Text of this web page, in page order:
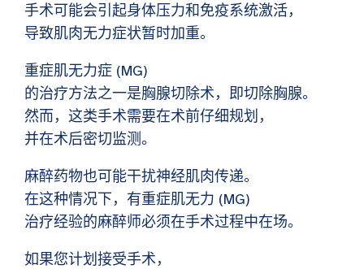
手术可能会引起身体压力和免疫系统激活，
导致肌肉无力症状暂时加重。
重症肌无力症 (MG)
的治疗方法之一是胸腺切除术，即切除胸腺。
然而，这类手术需要在术前仔细规划，
并在术后密切监测。
麻醉药物也可能干扰神经肌肉传递。
在这种情况下，有重症肌无力 (MG)
治疗经验的麻醉师必须在手术过程中在场。
如果您计划接受手术，